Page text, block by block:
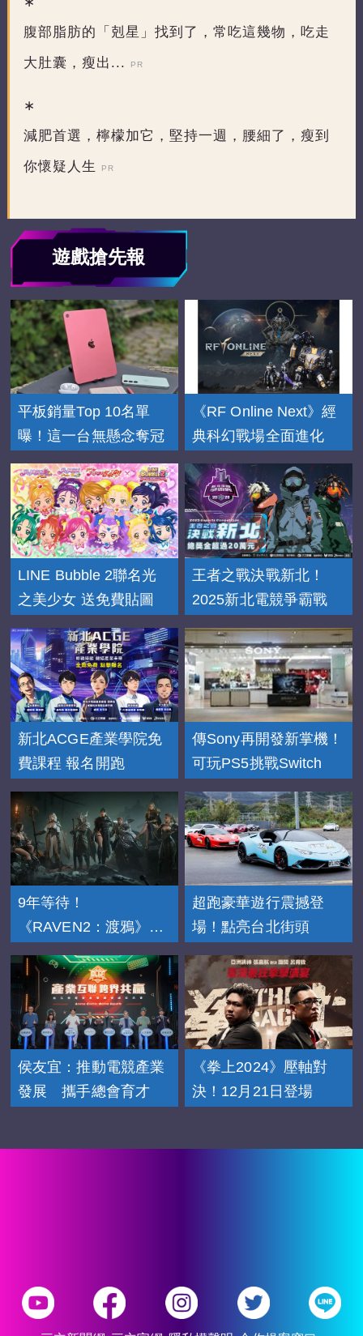
腹部脂肪的「剋星」找到了，常吃這幾物，吃走
大肚囊，瘦出...
PR
減肥首選，檸檬加它，堅持一週，腰細了，瘦到
你懷疑人生
PR
遊戲搶先報
平板銷量Top 10名單
曝！這一台無懸念奪冠
《RF Online Next》經
典科幻戰場全面進化
LINE Bubble 2聯名光
之美少女 送免費貼圖
王者之戰決戰新北！
2025新北電競爭霸戰
新北ACGE產業學院免
費課程 報名開跑
傳Sony再開發新掌機！
可玩PS5挑戰Switch
9年等待！
《RAVEN2：渡鴉》
11/20上市
超跑豪華遊行震撼登
場！點亮台北街頭
侯友宜：推動電競產業
發展 攜手總會育才
《拳上2024》壓軸對
決！12月21日登場